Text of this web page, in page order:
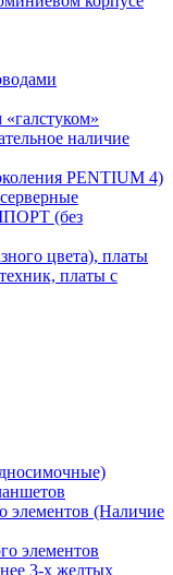
наличие
PENTIUM 4)
(без
цвета), платы
платы с
элементов (Наличие
элементов
3-х желтых